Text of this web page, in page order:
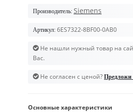
Производитель: Siemens
Артикул: 6ES7322-8BF00-0AB0
Не нашли нужный товар на
Вас.
Не согласен с ценой? Предложи
Основные характеристики